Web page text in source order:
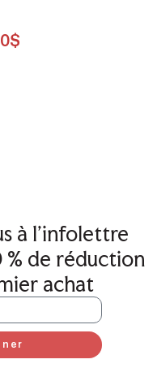
$
à l'infolettre
% de réduction
achat